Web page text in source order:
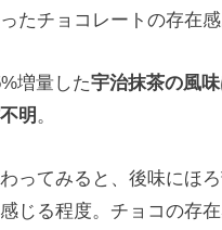
たチョコレートの存在感
増量した宇治抹茶の風味
明。
ってみると、後味にほ
じる程度。チョコの存